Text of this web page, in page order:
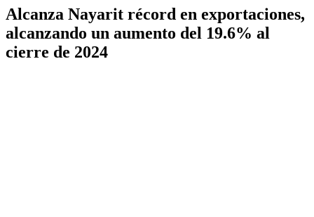
Alcanza Nayarit récord en exportaciones,
alcanzando un aumento del 19.6% al
cierre de 2024